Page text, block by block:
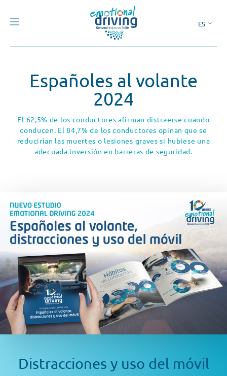
ES
Españoles al volante
2024
El 62,5% de los conductores afirman distraerse cuando
conducen. El 84,7% de los conductores opinan que se
reducirían las muertes o lesiones graves si hubiese una
adecuada inversión en barreras de seguridad.
Distracciones y uso del móvil